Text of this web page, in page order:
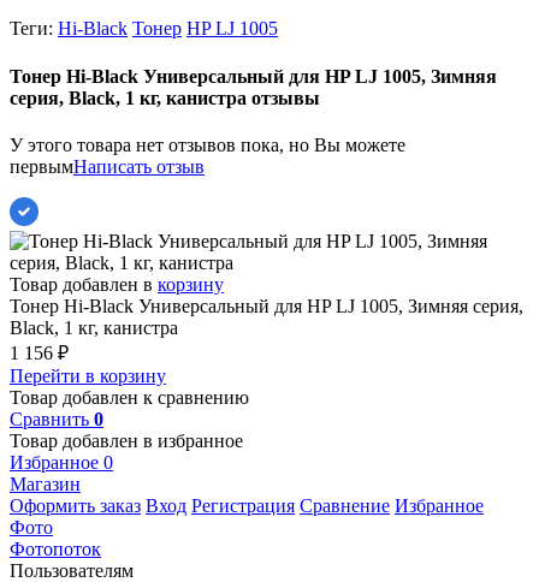
Теги: Hi-Black Тонер HP LJ 1005
Тонер Hi-Black Универсальный для HP LJ 1005, Зимняя
серия, Black, 1 кг, канистра отзывы
У этого товара нет отзывов пока, но Вы можете
первымНаписать отзыв
Товар добавлен в корзину
Тонер Hi-Black Универсальный для HP LJ 1005, Зимняя серия,
Black, 1 кг, канистра
1 156 ₽
Перейти в корзину
Товар добавлен к сравнению
Сравнить 0
Товар добавлен в избранное
Избранное 0
Магазин
Оформить заказ Вход Регистрация Сравнение Избранное
Фото
Фотопоток
Пользователям